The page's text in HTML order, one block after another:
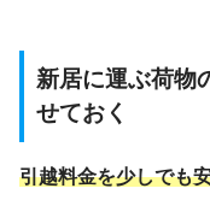
新居に運ぶ荷物
せておく
引越料金を少しでも